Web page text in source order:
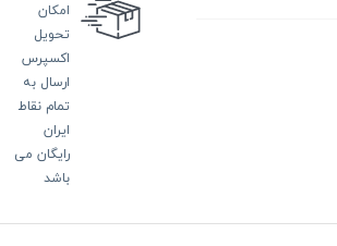
امکان
تحویل
اکسپرس
ارسال به
تمام نقاط
ایران
رایگان می
باشد